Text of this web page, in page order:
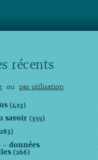
récents
ou par utilisation
(423)
savoir(355)
- données
(266)